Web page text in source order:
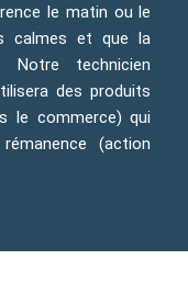
le matin ou le
calmes et que la
Notre technicien
des produits
le commerce) qui
(action